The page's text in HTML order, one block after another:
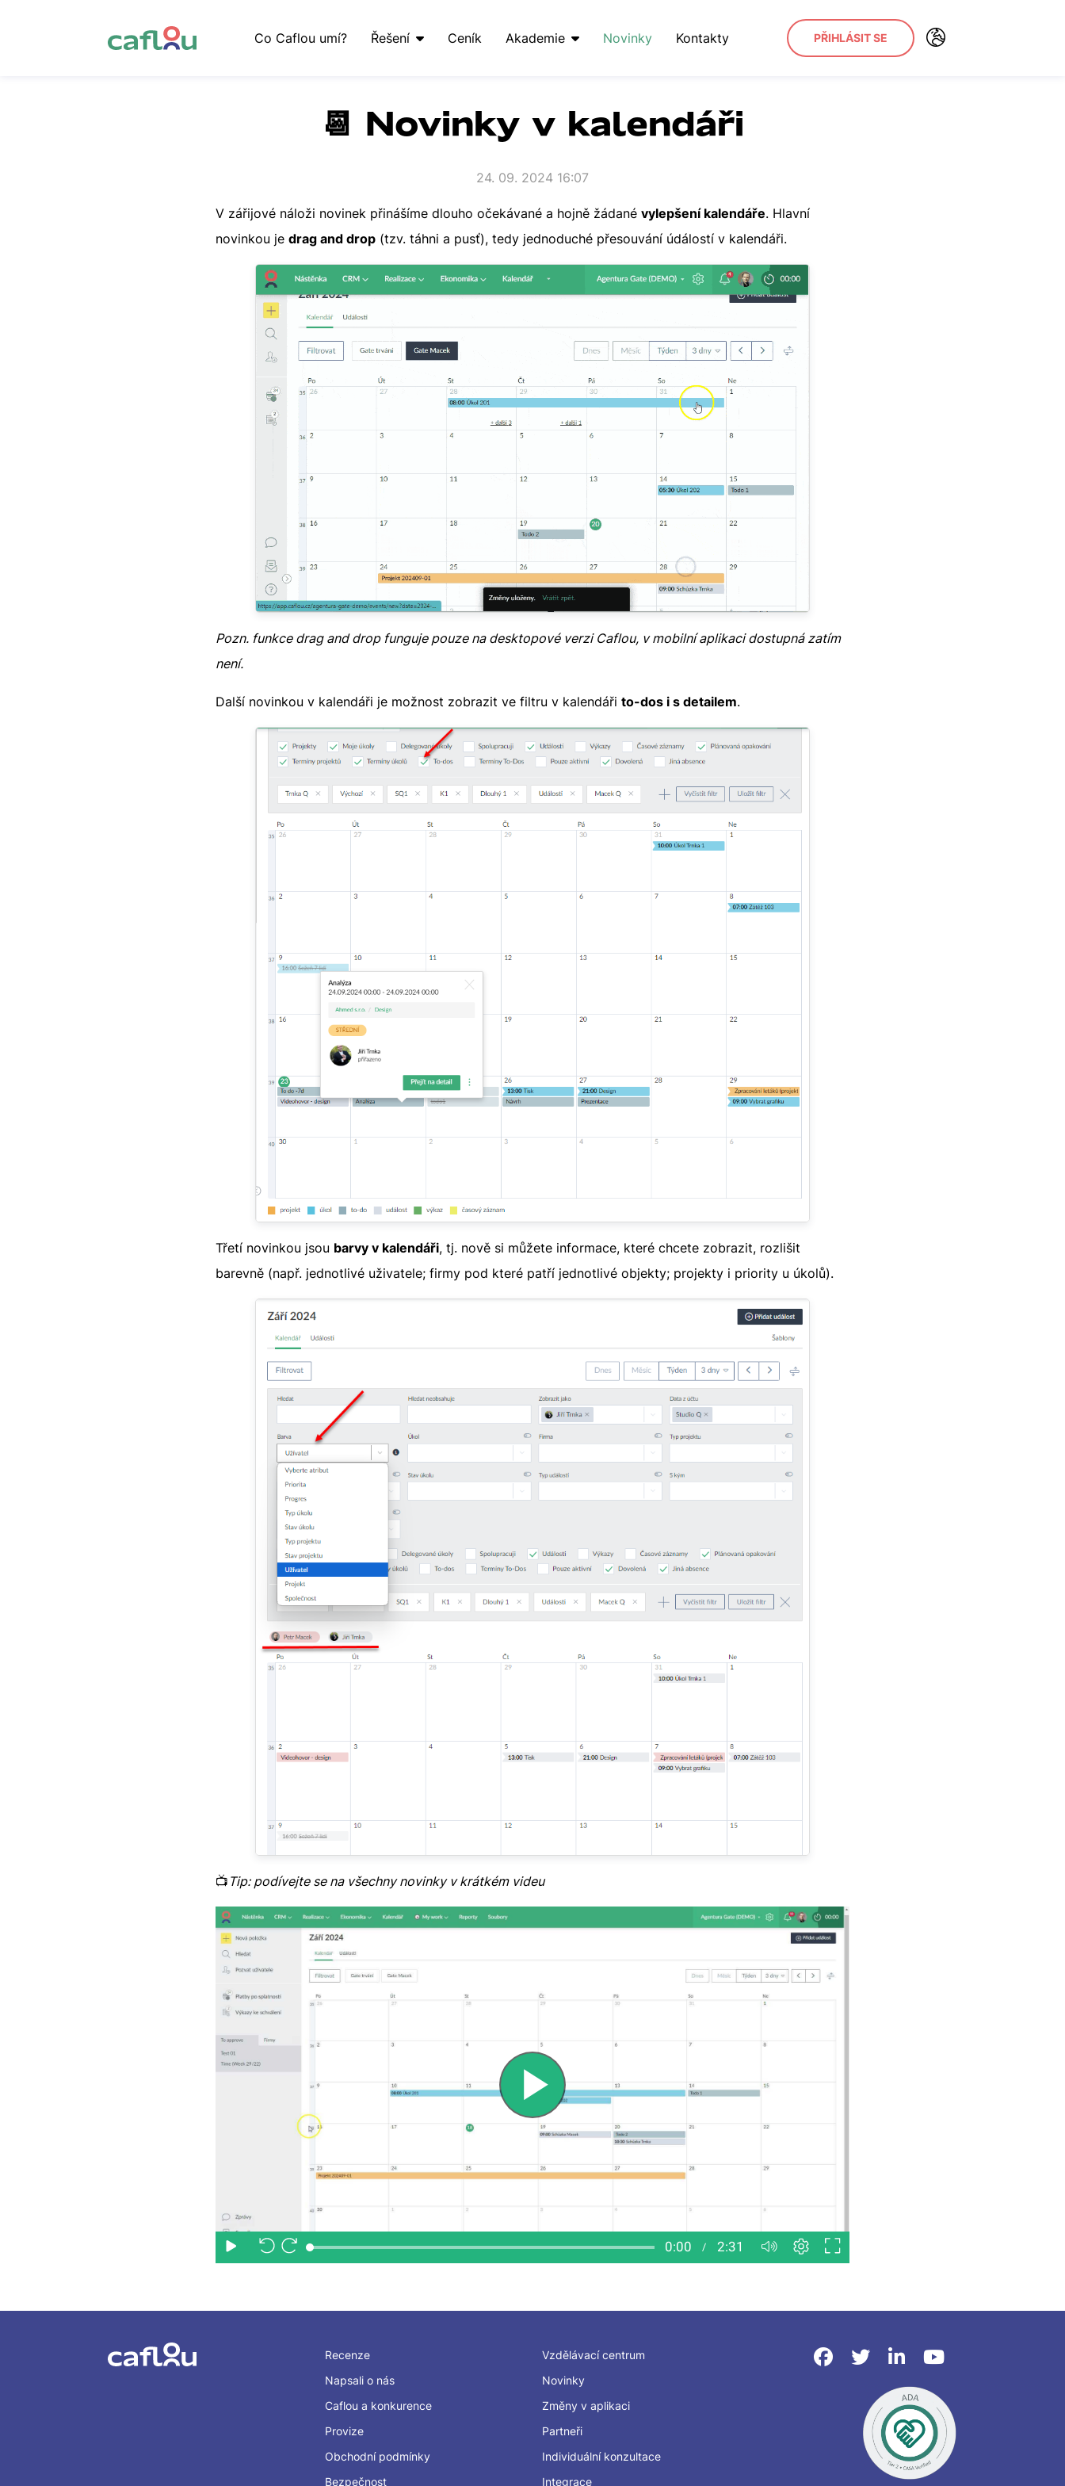
Co Caflou umí? Řešení Ceník Akademie Novinky Kontakty PŘIHLÁSIT SE
📆 Novinky v kalendáři
24. 09. 2024 16:07
V zářijové náloži novinek přinášíme dlouho očekávané a hojně žádané vylepšení kalendáře. Hlavní
novinkou je drag and drop (tzv. táhni a pusť), tedy jednoduché přesouvání údálostí v kalendáři.
Pozn. funkce drag and drop funguje pouze na desktopové verzi Caflou, v mobilní aplikaci dostupná zatím
není.
Další novinkou v kalendáři je možnost zobrazit ve filtru v kalendáři to-dos i s detailem.
Třetí novinkou jsou barvy v kalendáři, tj. nově si můžete informace, které chcete zobrazit, rozlišit
barevně (např. jednotlivé uživatele; firmy pod které patří jednotlivé objekty; projekty i priority u úkolů).
📺 Tip: podívejte se na všechny novinky v krátkém videu
Recenze
Napsali o nás
Caflou a konkurence
Provize
Obchodní podmínky
Bezpečnost
Vzdělávací centrum
Novinky
Změny v aplikaci
Partneři
Individuální konzultace
Integrace